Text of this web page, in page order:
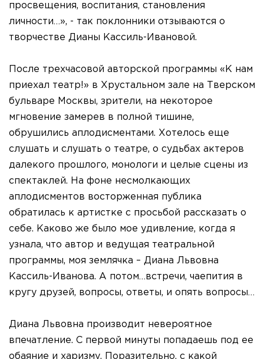
просвещения, воспитания, становления
личности…», - так поклонники отзываются о
творчестве Дианы Кассиль-Ивановой.
После трехчасовой авторской программы «К нам
приехал театр!» в Хрустальном зале на Тверском
бульваре Москвы, зрители, на некоторое
мгновение замерев в полной тишине,
обрушились аплодисментами. Хотелось еще
слушать и слушать о театре, о судьбах актеров
далекого прошлого, монологи и целые сцены из
спектаклей. На фоне несмолкающих
аплодисментов восторженная публика
обратилась к артистке с просьбой рассказать о
себе. Каково же было мое удивление, когда я
узнала, что автор и ведущая театральной
программы, моя землячка – Диана Львовна
Кассиль-Иванова. А потом…встречи, чаепития в
кругу друзей, вопросы, ответы, и опять вопросы…
Диана Львовна производит невероятное
впечатление. С первой минуты попадаешь под ее
обаяние и харизму. Поразительно, с какой